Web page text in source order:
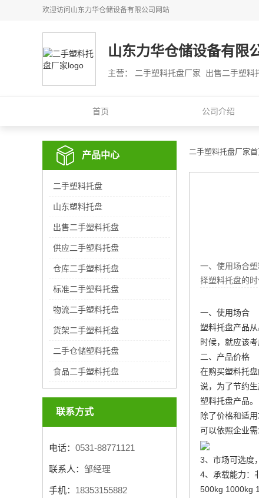
欢迎访问 山东力华仓储设备有限公司 网站
山东力华仓储设备有限
主营： 二手塑料托盘厂家 出售二手塑
首页 公司介绍
产品中心
二手塑料托盘
山东塑料托盘
出售二手塑料托盘
供应二手塑料托盘
仓库二手塑料托盘
标准二手塑料托盘
物流二手塑料托盘
货架二手塑料托盘
二手仓储塑料托盘
食品二手塑料托盘
联系方式
电话： 0531-88771121
联系人： 邹经理
手机： 18353155882
二手塑料托盘厂家首
一、使用场合
择塑料托盘的
一、使用场合
塑料托盘产品
时候，就应该
二、产品价格
在购买塑料托
说，为了节约
塑料托盘产品。
除了价格和适
可以依照企业需
3、市场可选度
4、承载能力：
500kg 1000kg